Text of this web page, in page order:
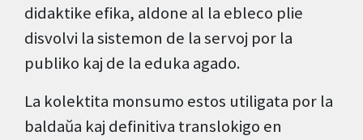
didaktike efika, aldone al la ebleco plie
disvolvi la sistemon de la servoj por la
publiko kaj de la eduka agado.
La kolektita monsumo estos utiligata por la
baldaŭa kaj definitiva translokigo en